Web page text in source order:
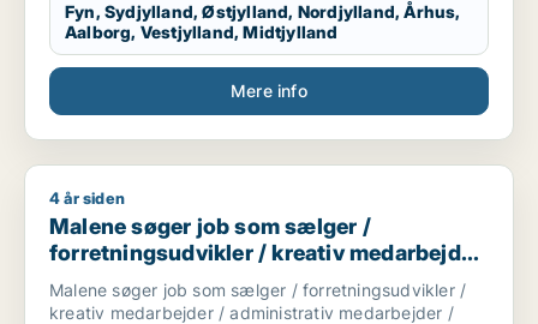
Fyn, Sydjylland, Østjylland, Nordjylland, Århus,
Aalborg, Vestjylland, Midtjylland
Mere info
Malene søger job som sælger / forretningsudvikler /
4 år siden
Malene søger job som sælger /
forretningsudvikler / kreativ medarbejder
/ administrativ medarbejder / butikschef
Malene søger job som sælger / forretningsudvikler /
kreativ medarbejder / administrativ medarbejder /